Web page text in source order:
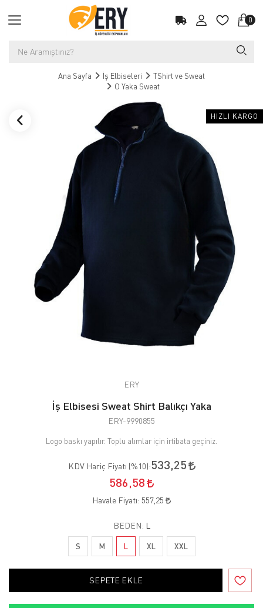
0
Ana Sayfa İş Elbiseleri
TShirt ve Sweat
O Yaka Sweat
HIZLI KARGO
ERY
İş Elbisesi Sweat Shirt Balıkçı Yaka
ERY-9990855
Logo baskı yapılır. Toplu alımlar için irtibata geçiniz.
KDV Hariç Fiyatı (%10):533,25
586,58
Havale Fiyatı: 557,25
BEDEN: L
S M L XL XXL
SEPETE EKLE